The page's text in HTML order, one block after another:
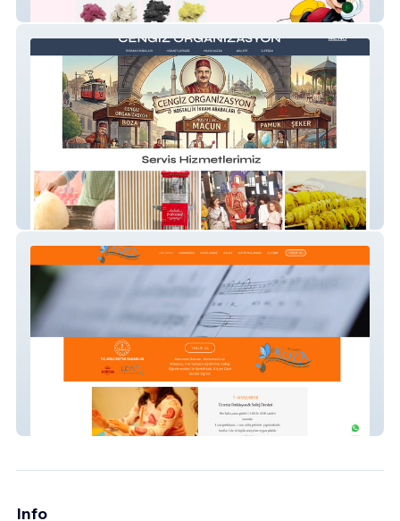
Teraryumhediyelik
Cengiz Organizasyon
Kozabalevemuzik
Info